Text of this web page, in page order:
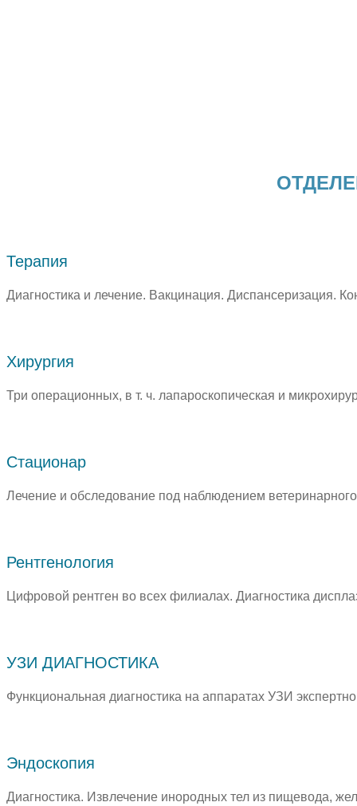
Терапия
Диагностика и лечение. Вакцинация. Диспансеризация.
Хирургия
Три операционных, в т. ч. лапароскопическая и
Стационар
Лечение и обследование под наблюдением
Рентгенология
Цифровой рентген во всех филиалах. Диагностика
УЗИ ДИАГНОСТИКА
Функциональная диагностика на аппаратах УЗИ
Эндоскопия
Диагностика. Извлечение инородных тел из пищевода,